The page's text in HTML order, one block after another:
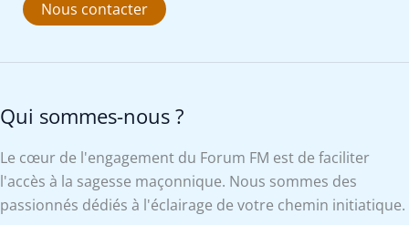
Nous contacter
Qui sommes-nous ?
Le cœur de l'engagement du Forum FM est de faciliter
l'accès à la sagesse maçonnique. Nous sommes des
passionnés dédiés à l'éclairage de votre chemin initiatique.